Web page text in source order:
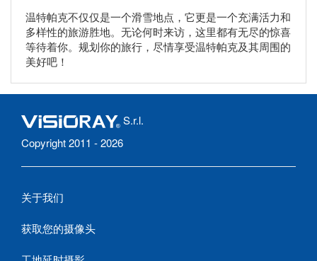
温特帕克不仅仅是一个滑雪地点，它更是一个充满活力和
多样性的旅游胜地。无论何时来访，这里都有无尽的惊喜
等待着你。规划你的旅行，尽情享受温特帕克及其周围的
美好吧！
S.r.l.
Copyright 2011 - 2026
关于我们
获取您的摄像头